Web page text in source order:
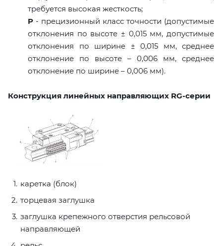
требуется высокая жесткость;
P - прецизионный класс точности (допустимые
отклонения по высоте ± 0,015 мм, допустимые
отклонения по ширине ± 0,015 мм, среднее
отклонение по высоте – 0,006 мм, среднее
отклонение по ширине – 0,006 мм).
Конструкция линейных направляющих RG-серии
каретка (блок)
торцевая заглушка
заглушка крепежного отверстия рельсовой
направляющей